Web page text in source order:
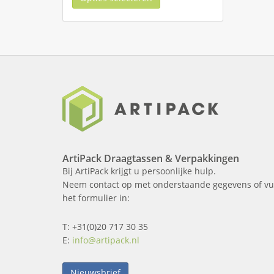
ArtiPack Draagtassen & Verpakkingen
Bij ArtiPack krijgt u persoonlijke hulp.
Neem contact op met onderstaande gegevens of
het formulier in:
T: +31(0)20 717 30 35
E: info@artipack.nl